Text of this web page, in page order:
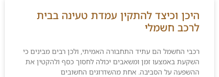
היכן וכיצד להתקין עמדת טעינה בבית
לרכב חשמלי
רכבי החשמל הם עתיד התחבורה האמיתי, ולכן רבים מבינים כי
השקעת באמצעו זמן ומשאבים יכולה לחסוך כסף ולהקטין את
ההשפעה על הסביבה. אחת מהשדרוגים החשובים